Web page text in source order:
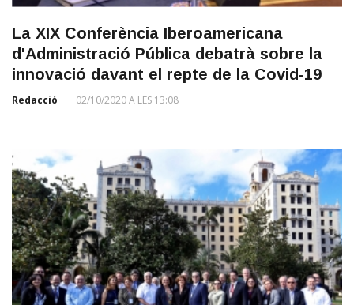
La XIX Conferència Iberoamericana
d'Administració Pública debatrà sobre la
innovació davant el repte de la Covid-19
Redacció 02/10/2020 A LES 13:08